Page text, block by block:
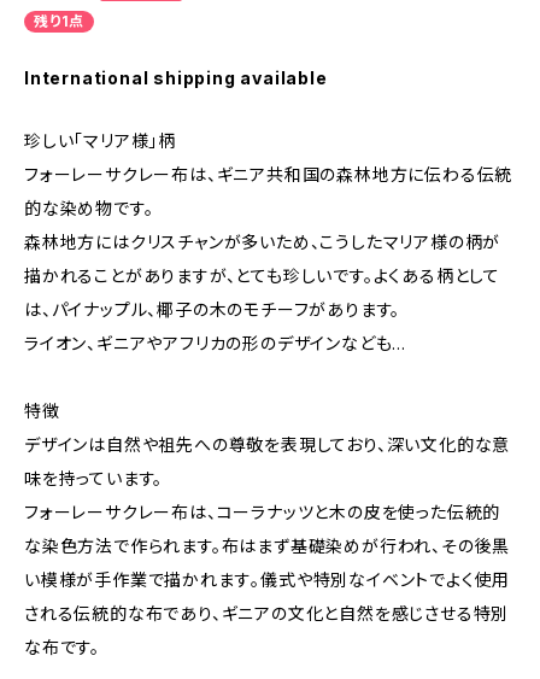
残り1点
International shipping available
珍しい「マリア様」柄
フォーレーサクレー布は、ギニア共和国の森林地方に伝わる伝統
的な染め物です。
森林地方にはクリスチャンが多いため、こうしたマリア様の柄が
描かれることがありますが、とても珍しいです。よくある柄として
は、パイナップル、椰子の木のモチーフがあります。
ライオン、ギニアやアフリカの形のデザインなども...
特徴
デザインは自然や祖先への尊敬を表現しており、深い文化的な意
味を持っています。
フォーレーサクレー布は、コーラナッツと木の皮を使った伝統的
な染色方法で作られます。布はまず基礎染めが行われ、その後黒
い模様が手作業で描かれます​。儀式や特別なイベントでよく使用
される伝統的な布であり、ギニアの文化と自然を感じさせる特別
な布です。